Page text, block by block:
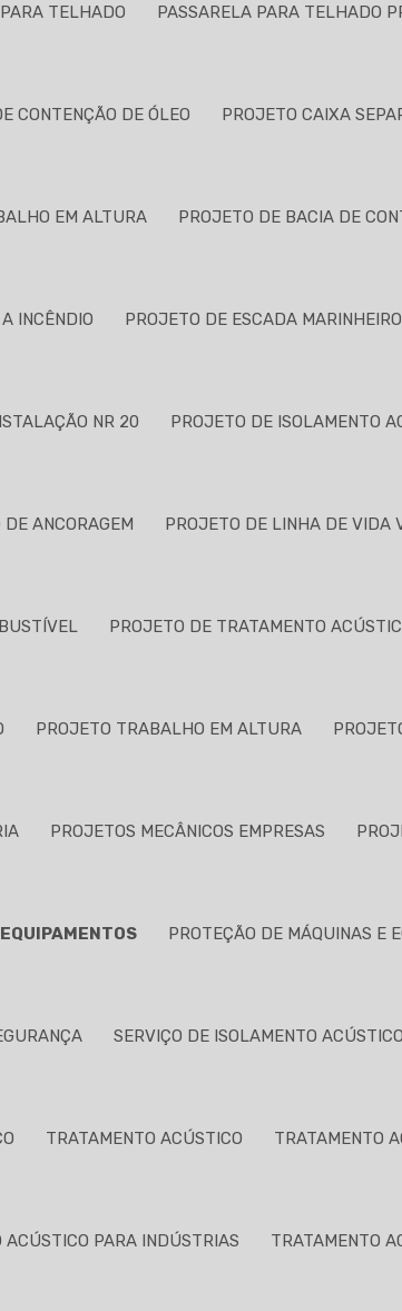
TELHADO PASSARELA PARA TELHADO
CONTENÇÃO DE ÓLEO PROJETO CAIXA
EM ALTURA PROJETO DE BACIA DE
INCÊNDIO PROJETO DE ESCADA MARINHEIRO
NR 20 PROJETO DE ISOLAMENTO
ANCORAGEM PROJETO DE LINHA DE VIDA
PROJETO DE TRATAMENTO
PROJETO TRABALHO EM ALTURA
PROJETOS MECÂNICOS EMPRESAS
PROTEÇÃO DE MÁQUINAS E
SERVIÇO DE ISOLAMENTO ACÚSTICO
TRATAMENTO ACÚSTICO TRATAMENTO
ACÚSTICO PARA INDÚSTRIAS TRATAMENTO